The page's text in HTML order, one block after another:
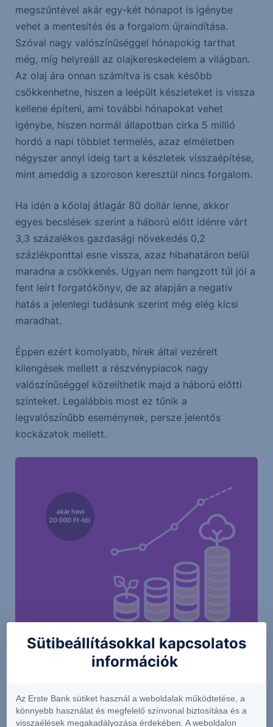
megszűntével akár egy-két hónapot is igénybe
vehet a mentesítés és a forgalom újraindítása.
Szóval nagy valószínűséggel hónapokig tarthat
még, míg helyreáll az olajkereskedelem a világban.
Az olaj ára onnan számítva is csak később
csökkenhetne, hiszen a leépült készleteket is vissza
kellene építeni, ami további hónapokat vehet
igénybe, hiszen normál állapotban cirka 5 millió
hordó a napi többlet termelés, azaz elméletben
négyszer annyi ideig tart a készletek visszaépítése,
mint ameddig a szoroson keresztül nincs forgalom.
Ha idén a kőolaj átlagár 80 dollár lenne, akkor
egyes becslések szerint a háború előtt idénre várt
3,3 százalékos gazdasági növekedés 0,2
százlékponttal esne vissza, azaz hibahatáron belül
maradna a csökkenés. Ugyan nem hangzott túl jól a
fent leírt forgatókönyv, de az alapján a negatív
hatás a jelenlegi tudásunk szerint még elég kicsi
maradhat.
Éppen ezért komolyabb, hírek által vezérelt
kilengések mellett a részvénypiacok nagy
valószínűséggel közelíthetik majd a háború előtti
szinteket. Legalábbis most ez tűnik a
legvalószínűbb eseménynek, persze jelentős
kockázatok mellett.
Higgy magadban és indíts Erste Future
Sütibeállításokkal kapcsolatos
információk
Az Erste Bank sütiket használ a weboldalak működtetése, a
könnyebb használat és megfelelő színvonal biztosítása és a
visszaélések megakadályozása érdekében. A weboldalon